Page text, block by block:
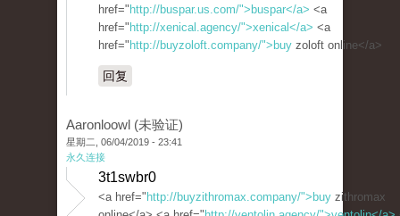
href=" http://buspar.us.com/">buspar</a> <a
href=" http://xenical.agency/">xenical</a> <a
href=" http://buyzoloft.company/">buy zoloft online</a>
回复
Aaronloowl (未验证)
星期二, 06/04/2019 - 23:41
永久连接
3t1swbr0
<a href=" http://buyzithromax.company/">buy zithromax